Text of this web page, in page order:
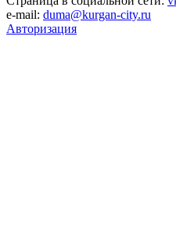
e-mail: duma@kurgan-city.ru
Авторизация